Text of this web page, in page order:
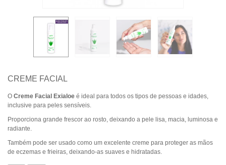
CREME FACIAL
O Creme Facial Exialoe é ideal para todos os tipos de pessoas e idades,
inclusive para peles sensíveis.
Proporciona grande frescor ao rosto, deixando a pele lisa, macia, luminosa e
radiante.
Também pode ser usado como um excelente creme para proteger as mãos
de eczemas e frieiras, deixando-as suaves e hidratadas.